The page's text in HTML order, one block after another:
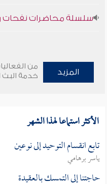
سلسلة محاضرات نفحات
المزيد
من
خدمة البث
الأكثر استماعا لهذا الشهر
تابع انقسام التوحيد إلى نوعين
ياسر برهامي
حاجتنا إلى التمسك بالعقيدة